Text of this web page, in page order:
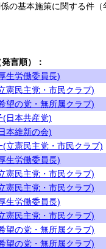
の基本施策に関する件（
言順）：
生労働委員長)
憲民主党・市民クラブ)
望の党・無所属クラブ)
(日本共産党)
本維新の会)
(立憲民主党・市民クラブ)
生労働委員長)
憲民主党・市民クラブ)
憲民主党・市民クラブ)
生労働委員長)
憲民主党・市民クラブ)
望の党・無所属クラブ)
望の党・無所属クラブ)